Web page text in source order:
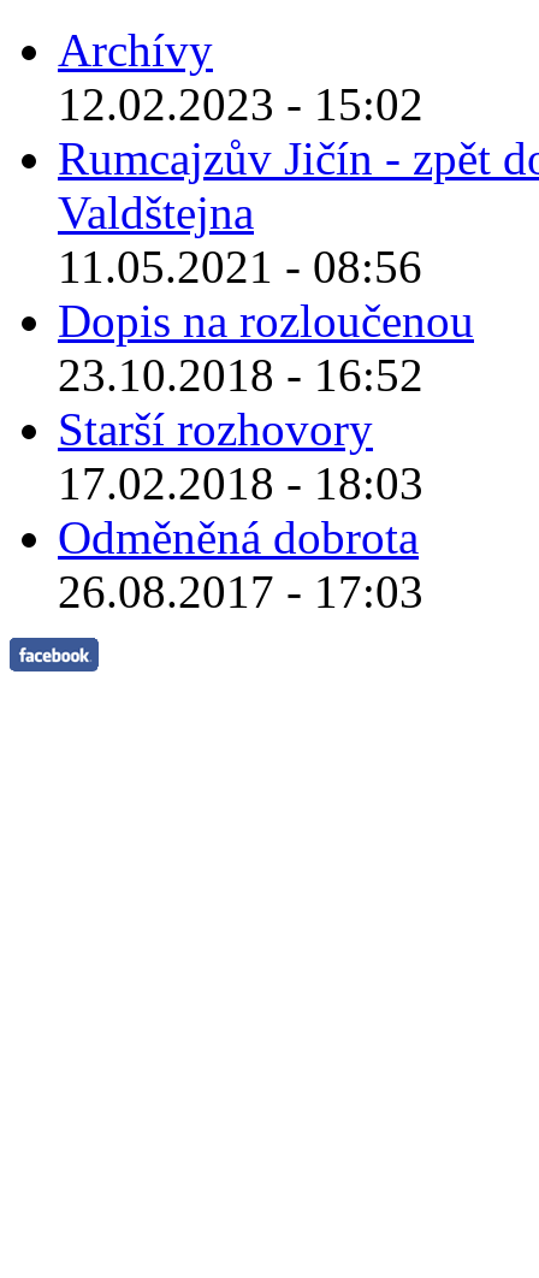
Archívy
12.02.2023 - 15:02
Rumcajzův Jičín - zpět
Valdštejna
11.05.2021 - 08:56
Dopis na rozloučenou
23.10.2018 - 16:52
Starší rozhovory
17.02.2018 - 18:03
Odměněná dobrota
26.08.2017 - 17:03